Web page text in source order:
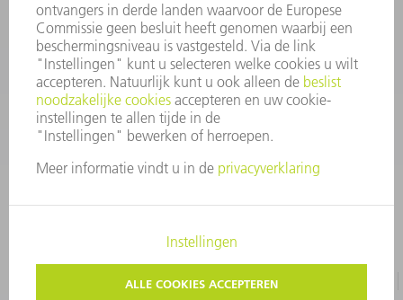
+31 88 4002 400
Ma. - vr. 8.00 - 17.00 uur
onderdelen.tnl@de.trumpf.com
GEGEVENSBESCHERMING
COPYRIGHT EN LOGO